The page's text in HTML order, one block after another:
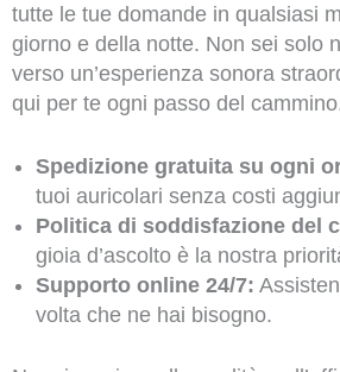
tutte le tue domande in qualsiasi
giorno e della notte. Non sei solo
verso un’esperienza sonora
qui per te ogni passo del
Spedizione gratuita su ogni
tuoi auricolari senza costi
Politica di soddisfazione del
gioia d’ascolto è la nostra
Supporto online 24/7:
volta che ne hai bisogno.